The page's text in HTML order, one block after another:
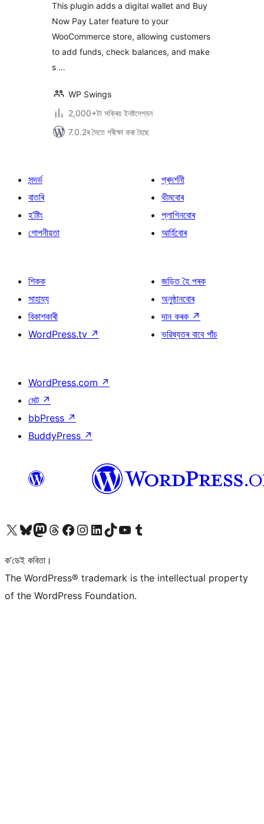
(BNPL), Instant
Cashback, Referral
program, Partial &
Subscription
This plugin adds a digital wallet and Buy
Now Pay Later feature to your
WooCommerce store, allowing customers
to add funds, check balances, and make
s …
WP Swings
2,000+টা সক্ৰিয় ইনষ্টলেশ্যন
7.0.2ৰ সৈতে পৰীক্ষা কৰা হৈছে
সন্দৰ্ভ
বাতৰি
হ’ষ্টিং
গোপনীয়তা
প্ৰদৰ্শনী
থীমবোৰ
প্লাগিনবোৰ
আৰ্হিবোৰ
শিকক
সাহায্য
বিকাশকাৰী
WordPress.tv ↗
জড়িত হৈ পৰক
অনুষ্ঠানবোৰ
দান কৰক ↗
ভৱিষ্যতৰ বাবে পাঁচ
WordPress.com ↗
মেট ↗
bbPress ↗
BuddyPress ↗
আমাৰ X (আগৰ Twitter) একাউণ্টলৈ যাওকআমাৰ Bluesky একাউণ্টলৈ যাওকআমাৰ Mastodon একাউণ্টলৈ যাওকআমাৰ Threads একাউণ্টলৈ যাওকআমাৰ Facebook পৃষ্ঠালৈ যাওকআমাৰ Instagram একাউণ্টলৈ যাওকআমাৰ LinkedIn একাউণ্টলৈ যাওকআমাৰ TikTok একাউণ্টলৈ যাওকআমাৰ YouTube চেনেললৈ যাওকআমাৰ Tumblr একাউণ্টলৈ যাওক
ক’ডেই কবিতা।
The WordPress® trademark is the intellectual property
of the WordPress Foundation.